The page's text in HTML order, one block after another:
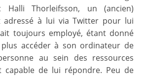
Halli Thorleifsson, un (ancien)
adressé à lui via Twitter pour lui
toujours employé, étant donné
accéder à son ordinateur de
au sein des ressources
capable de lui répondre. Peu de